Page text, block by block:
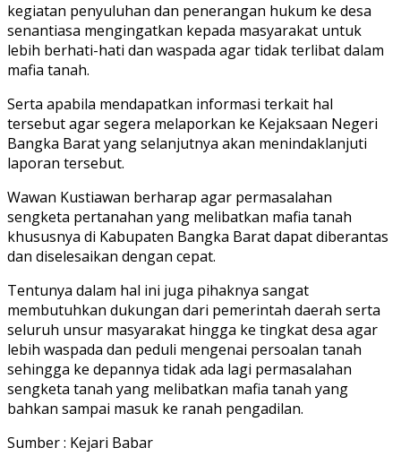
kegiatan penyuluhan dan penerangan hukum ke desa
senantiasa mengingatkan kepada masyarakat untuk
lebih berhati-hati dan waspada agar tidak terlibat dalam
mafia tanah.
Serta apabila mendapatkan informasi terkait hal
tersebut agar segera melaporkan ke Kejaksaan Negeri
Bangka Barat yang selanjutnya akan menindaklanjuti
laporan tersebut.
Wawan Kustiawan berharap agar permasalahan
sengketa pertanahan yang melibatkan mafia tanah
khususnya di Kabupaten Bangka Barat dapat diberantas
dan diselesaikan dengan cepat.
Tentunya dalam hal ini juga pihaknya sangat
membutuhkan dukungan dari pemerintah daerah serta
seluruh unsur masyarakat hingga ke tingkat desa agar
lebih waspada dan peduli mengenai persoalan tanah
sehingga ke depannya tidak ada lagi permasalahan
sengketa tanah yang melibatkan mafia tanah yang
bahkan sampai masuk ke ranah pengadilan.
Sumber : Kejari Babar